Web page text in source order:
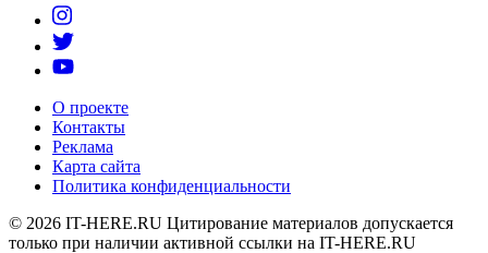
О проекте
Контакты
Реклама
Карта сайта
Политика конфиденциальности
© 2026 IT-HERE.RU Цитирование материалов допускается
только при наличии активной ссылки на IT-HERE.RU